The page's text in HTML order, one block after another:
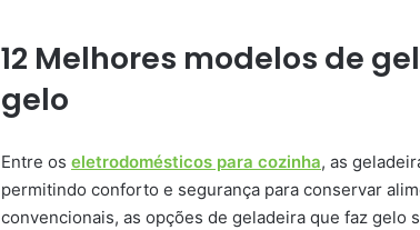
12 Melhores modelos de
gelo
Entre os eletrodomésticos para cozinha, as
permitindo conforto e segurança para conservar
convencionais, as opções de geladeira que faz gelo